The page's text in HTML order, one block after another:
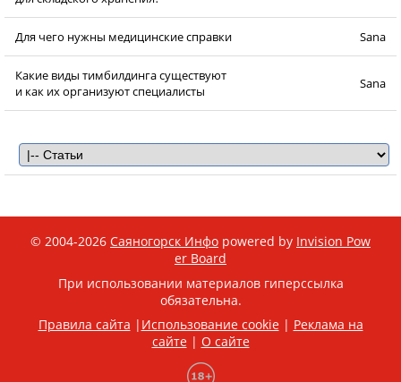
Для чего нужны медицинские справки Sana
Какие виды тимбилдинга существуют
и как их организуют специалисты
Sana
© 2004-2026 Саяногорск Инфо powered by Invision Pow
er Board
При использовании материалов гиперссылка
обязательна.
Правила сайта | Использование cookie| Реклама на
сайте| О сайте